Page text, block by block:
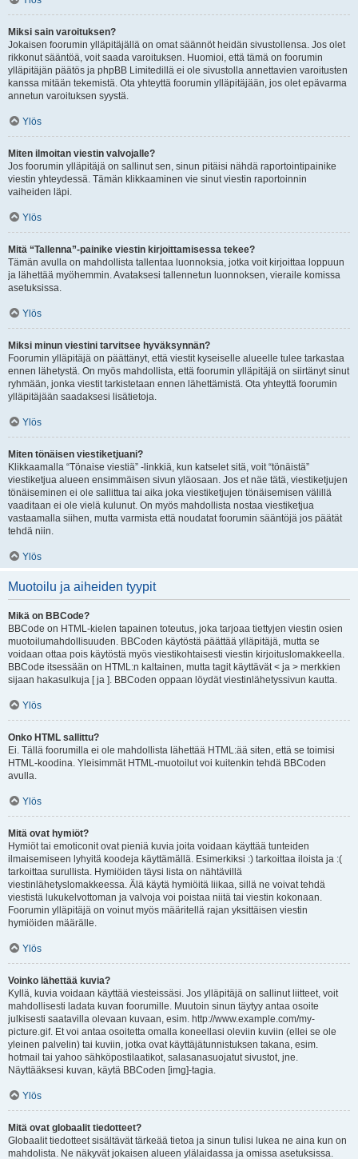
Miksi sain varoituksen?
Jokaisen foorumin ylläpitäjällä on omat säännöt heidän sivustollensa. Jos olet
rikkonut sääntöä, voit saada varoituksen. Huomioi, että tämä on foorumin
ylläpitäjän päätös ja phpBB Limitedillä ei ole sivustolla annettavien varoitusten
kanssa mitään tekemistä. Ota yhteyttä foorumin ylläpitäjään, jos olet epävarma
annetun varoituksen syystä.
Ylös
Miten ilmoitan viestin valvojalle?
Jos foorumin ylläpitäjä on sallinut sen, sinun pitäisi nähdä raportointipainike
viestin yhteydessä. Tämän klikkaaminen vie sinut viestin raportoinnin
vaiheiden läpi.
Ylös
Mitä “Tallenna”-painike viestin kirjoittamisessa tekee?
Tämän avulla on mahdollista tallentaa luonnoksia, jotka voit kirjoittaa loppuun
ja lähettää myöhemmin. Avataksesi tallennetun luonnoksen, vieraile komissa
asetuksissa.
Ylös
Miksi minun viestini tarvitsee hyväksynnän?
Foorumin ylläpitäjä on päättänyt, että viestit kyseiselle alueelle tulee tarkastaa
ennen lähetystä. On myös mahdollista, että foorumin ylläpitäjä on siirtänyt sinut
ryhmään, jonka viestit tarkistetaan ennen lähettämistä. Ota yhteyttä foorumin
ylläpitäjään saadaksesi lisätietoja.
Ylös
Miten tönäisen viestiketjuani?
Klikkaamalla “Tönaise viestiä” -linkkiä, kun katselet sitä, voit “tönäistä”
viestiketjua alueen ensimmäisen sivun yläosaan. Jos et näe tätä, viestiketjujen
tönäiseminen ei ole sallittua tai aika joka viestiketjujen tönäisemisen välillä
vaaditaan ei ole vielä kulunut. On myös mahdollista nostaa viestiketjua
vastaamalla siihen, mutta varmista että noudatat foorumin sääntöjä jos päätät
tehdä niin.
Ylös
Muotoilu ja aiheiden tyypit
Mikä on BBCode?
BBCode on HTML-kielen tapainen toteutus, joka tarjoaa tiettyjen viestin osien
muotoilumahdollisuuden. BBCoden käytöstä päättää ylläpitäjä, mutta se
voidaan ottaa pois käytöstä myös viestikohtaisesti viestin kirjoituslomakkeella.
BBCode itsessään on HTML:n kaltainen, mutta tagit käyttävät < ja > merkkien
sijaan hakasulkuja [ ja ]. BBCoden oppaan löydät viestinlähetyssivun kautta.
Ylös
Onko HTML sallittu?
Ei. Tällä foorumilla ei ole mahdollista lähettää HTML:ää siten, että se toimisi
HTML-koodina. Yleisimmät HTML-muotoilut voi kuitenkin tehdä BBCoden
avulla.
Ylös
Mitä ovat hymiöt?
Hymiöt tai emoticonit ovat pieniä kuvia joita voidaan käyttää tunteiden
ilmaisemiseen lyhyitä koodeja käyttämällä. Esimerkiksi :) tarkoittaa iloista ja :(
tarkoittaa surullista. Hymiöiden täysi lista on nähtävillä
viestinlähetyslomakkeessa. Älä käytä hymiöitä liikaa, sillä ne voivat tehdä
viestistä lukukelvottoman ja valvoja voi poistaa niitä tai viestin kokonaan.
Foorumin ylläpitäjä on voinut myös määritellä rajan yksittäisen viestin
hymiöiden määrälle.
Ylös
Voinko lähettää kuvia?
Kyllä, kuvia voidaan käyttää viesteissäsi. Jos ylläpitäjä on sallinut liitteet, voit
mahdollisesti ladata kuvan foorumille. Muutoin sinun täytyy antaa osoite
julkisesti saatavilla olevaan kuvaan, esim. http://www.example.com/my-
picture.gif. Et voi antaa osoitetta omalla koneellasi oleviin kuviin (ellei se ole
yleinen palvelin) tai kuviin, jotka ovat käyttäjätunnistuksen takana, esim.
hotmail tai yahoo sähköpostilaatikot, salasanasuojatut sivustot, jne.
Näyttääksesi kuvan, käytä BBCoden [img]-tagia.
Ylös
Mitä ovat globaalit tiedotteet?
Globaalit tiedotteet sisältävät tärkeää tietoa ja sinun tulisi lukea ne aina kun on
mahdolista. Ne näkyvät jokaisen alueen ylälaidassa ja omissa asetuksissa.